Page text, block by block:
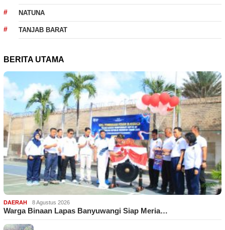
NATUNA
TANJAB BARAT
BERITA UTAMA
DAERAH 8 Agustus 2026
Warga Binaan Lapas Banyuwangi Siap Meria…